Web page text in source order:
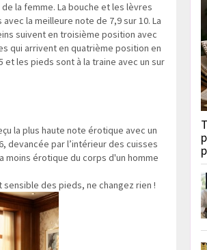
la femme. La bouche et les lèvres
la meilleure note de 7,9 sur 10. La
suivent en troisième position avec
qui arrivent en quatrième position en
et les pieds sont à la traine avec un sur
la plus haute note érotique avec un
devancée par l’intérieur des cuisses
moins érotique du corps d'un homme
des pieds, ne changez rien !